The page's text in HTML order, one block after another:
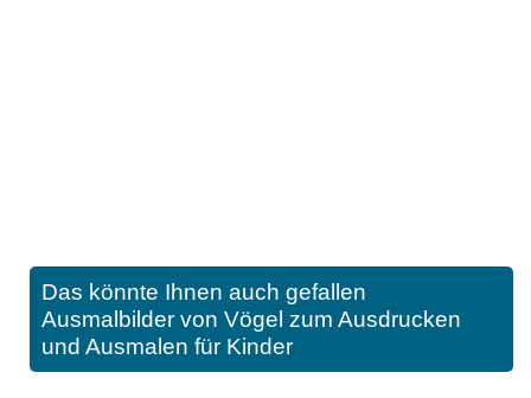
Das könnte Ihnen auch gefallen
Ausmalbilder von Vögel zum Ausdrucken
und Ausmalen für Kinder